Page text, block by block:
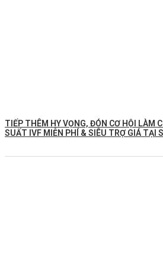
TIẾP THÊM HY VỌNG, ĐÓN CƠ HỘI LÀM
SUẤT IVF MIỄN PHÍ & SIÊU TRỢ GIÁ TẠI